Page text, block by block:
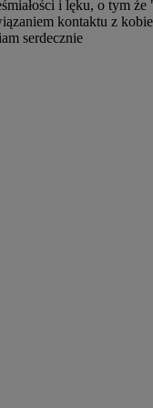
i lęku, o tym
kontaktu z
serdecznie